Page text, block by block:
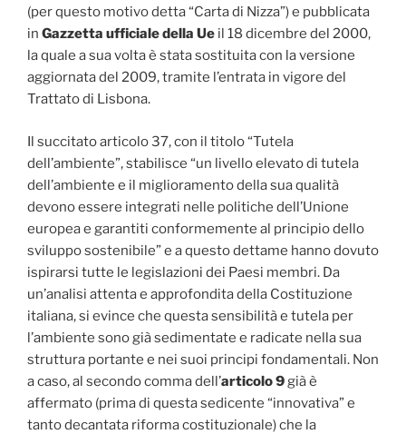
(per questo motivo detta “Carta di Nizza”) e pubblicata
in Gazzetta ufficiale della Ue il 18 dicembre del 2000,
la quale a sua volta è stata sostituita con la versione
aggiornata del 2009, tramite l’entrata in vigore del
Trattato di Lisbona.
Il succitato articolo 37, con il titolo “Tutela
dell’ambiente”, stabilisce “un livello elevato di tutela
dell’ambiente e il miglioramento della sua qualità
devono essere integrati nelle politiche dell’Unione
europea e garantiti conformemente al principio dello
sviluppo sostenibile” e a questo dettame hanno dovuto
ispirarsi tutte le legislazioni dei Paesi membri. Da
un’analisi attenta e approfondita della Costituzione
italiana, si evince che questa sensibilità e tutela per
l’ambiente sono già sedimentate e radicate nella sua
struttura portante e nei suoi principi fondamentali. Non
a caso, al secondo comma dell’articolo 9già è
affermato (prima di questa sedicente “innovativa” e
tanto decantata riforma costituzionale) che la